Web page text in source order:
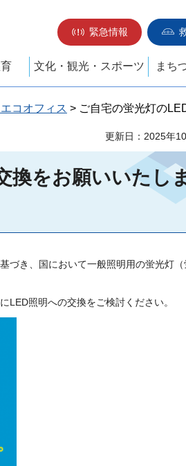
緊急情報
文化・観光・スポーツ まち
コオフィス > ご自宅の蛍光灯の
更新日：2025年
換をお願いいたし
づき、国において一般照明用の蛍光灯
LED照明への交換をご検討ください。